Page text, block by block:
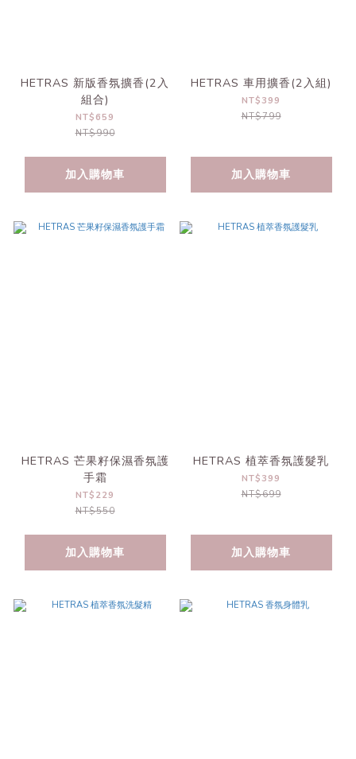
HETRAS 新版香氛擴香(2入
組合)
NT$659
NT$990
加入購物車
HETRAS 車用擴香(2入組)
NT$399
NT$799
加入購物車
HETRAS 芒果籽保濕香氛護
手霜
NT$229
NT$550
加入購物車
HETRAS 植萃香氛護髮乳
NT$399
NT$699
加入購物車